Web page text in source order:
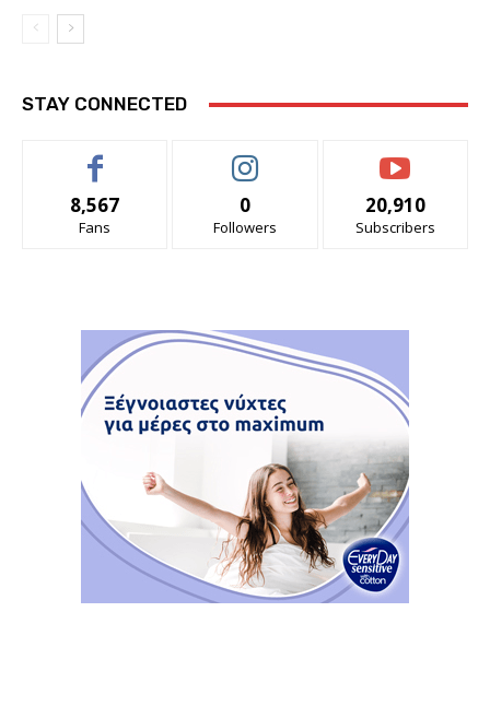
STAY CONNECTED
8,567
Fans
0
Followers
20,910
Subscribers